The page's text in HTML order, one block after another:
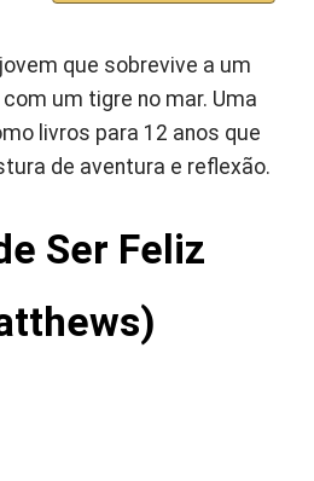
que sobrevive a um
um tigre no mar. Uma
livros para 12 anos que
de aventura e reflexão.
Ser Feliz